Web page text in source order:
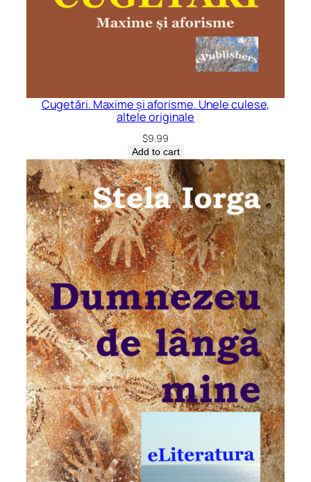
Cugetări. Maxime și aforisme. Unele culese,
altele originale
$9.99
Add to cart